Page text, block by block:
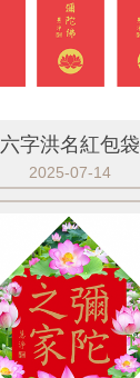
六字洪名紅包袋
2025-07-14